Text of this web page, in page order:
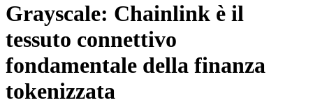
Grayscale: Chainlink è il
tessuto connettivo
fondamentale della finanza
tokenizzata